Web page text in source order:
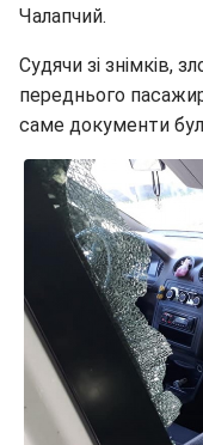
Чалапчий.
Судячи зі знімків,
переднього
саме документи